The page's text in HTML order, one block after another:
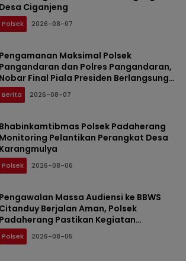
Desa Ciganjeng
Polsek 2026-08-07
Pengamanan Maksimal Polsek
Pangandaran dan Polres Pangandaran,
Nobar Final Piala Presiden Berlangsung
Berita 2026-08-07
Bhabinkamtibmas Polsek Padaherang
Monitoring Pelantikan Perangkat Desa
Karangmulya
Polsek 2026-08-06
Pengawalan Massa Audiensi ke BBWS
Citanduy Berjalan Aman, Polsek
Padaherang Pastikan Kegiatan
Kondusif
Polsek 2026-08-05